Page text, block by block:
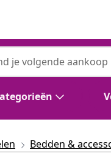
Bedden &